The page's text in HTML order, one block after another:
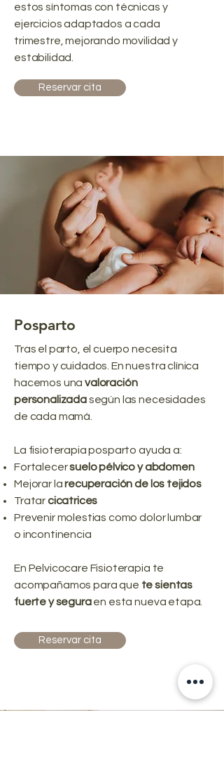
estos síntomas con técnicas y
ejercicios adaptados a cada
trimestre, mejorando movilidad y
estabilidad.
Reservar cita
Posparto
Tras el parto, el cuerpo necesita
tiempo y cuidados. En nuestra clínica
hacemos unavaloración
personalizadasegún las necesidades
de cada mamá.
La fisioterapia posparto ayuda a:
Fortalecersuelo pélvico y abdomen
Mejorar larecuperación de los tejidos
Tratarcicatrices
Prevenir molestias como dolor lumbar
o incontinencia
En Pelvicocare Fisioterapia te
acompañamos para que te sientas
fuerte y seguraen esta nueva etapa.
Reservar cita